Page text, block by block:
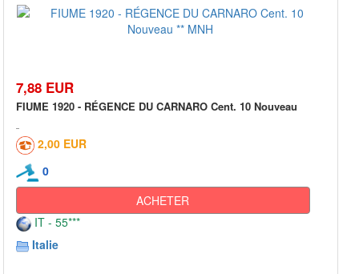
7,88 EUR
FIUME 1920 - RÉGENCE DU CARNARO Cent. 10 Nouveau
2,00 EUR
0
ACHETER
IT - 55***
Italie